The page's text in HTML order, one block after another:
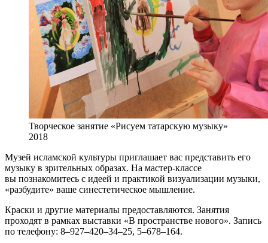
Творческое занятие «Рисуем татарскую музыку»
2018
Музей исламской культуры приглашает вас представить его
музыку в зрительных образах. На мастер-классе
вы познакомитесь с идеей и практикой визуализации музыки,
«разбудите» ваше синестетическое мышление.
Краски и другие материалы предоставляются. Занятия
проходят в рамках выставки «В пространстве нового». Запись
по телефону: 8–927–420–34–25, 5–678–164.